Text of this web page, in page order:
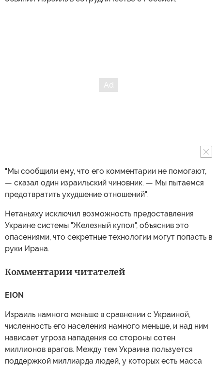
"Мы сообщили ему, что его комментарии не помогают,
— сказал один израильский чиновник. — Мы пытаемся
предотвратить ухудшение отношений".
Нетаньяху исключил возможность предоставления
Украине системы "Железный купол", объяснив это
опасениями, что секретные технологии могут попасть в
руки Ирана.
Комментарии читателей
EION
Израиль намного меньше в сравнении с Украиной,
численность его населения намного меньше, и над ним
нависает угроза нападения со стороны сотен
миллионов врагов. Между тем Украина пользуется
поддержкой миллиарда людей, у которых есть масса